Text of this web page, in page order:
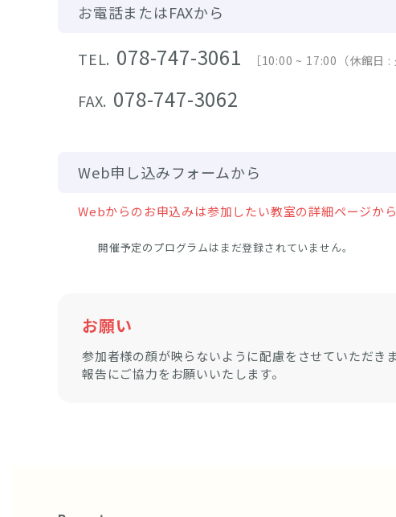
お電話またはFAXから
TEL. 078-747-3061 ［10:00 ~ 17:00（休館日 :
FAX. 078-747-3062
Web申し込みフォームから
Webからのお申込みは参加したい教室の詳細ページから
開催予定のプログラムはまだ登録されていません。
お願い
参加者様の顔が映らないように配慮をさせていただき
報告にご協力をお願いいたします。